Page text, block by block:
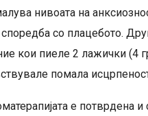
нивоата на
споредба со плацебото.
кои пиеле 2 лажички
помала
е потврдена